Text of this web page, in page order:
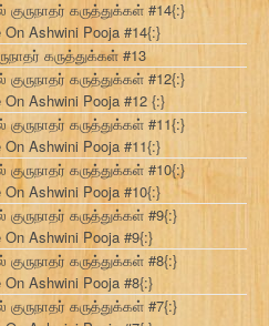
கருத்துக்கள் #14{:}
Ashwini Pooja #14{:}
கருத்துக்கள் #13
கருத்துக்கள் #12{:}
Ashwini Pooja #12 {:}
கருத்துக்கள் #11{:}
Ashwini Pooja #11{:}
கருத்துக்கள் #10{:}
Ashwini Pooja #10{:}
கருத்துக்கள் #9{:}
Ashwini Pooja #9{:}
கருத்துக்கள் #8{:}
Ashwini Pooja #8{:}
கருத்துக்கள் #7{:}